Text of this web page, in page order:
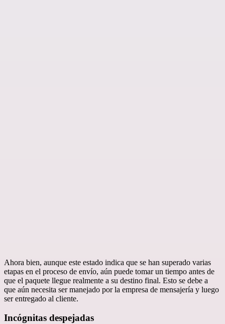
Ahora bien, aunque este estado indica que se han superado varias
etapas en el proceso de envío, aún puede tomar un tiempo antes de
que el paquete llegue realmente a su destino final. Esto se debe a
que aún necesita ser manejado por la empresa de mensajería y luego
ser entregado al cliente.
Incógnitas despejadas